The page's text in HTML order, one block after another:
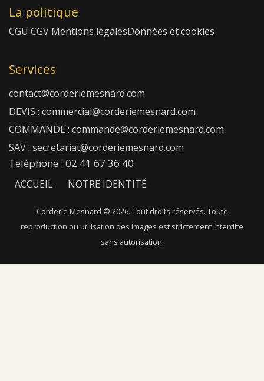
La politique
CGU CGV Mentions légalesDonnées et cookies
Services
contact@corderiemesnard.com
DEVIS : commercial@corderiemesnard.com
COMMANDE : commande@corderiemesnard.com
SAV : secretariat@corderiemesnard.com
Téléphone : 02 41 67 36 40
ACCUEIL
NOTRE IDENTITÉ
NOTRE SAVOIR-FAIRE
NOS FIBRES
Corderie Mesnard © 2026. Tout droits réservés. Toute
reproduction ou utilisation des images est strictement interdite
sans autorisation.